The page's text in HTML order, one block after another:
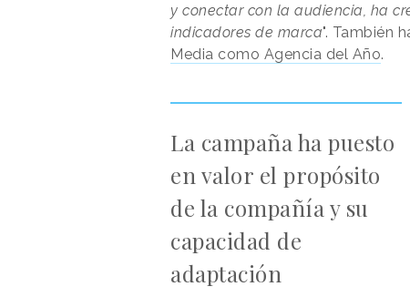
y conectar con la audiencia, ha
indicadores de marca". También
Media como Agencia del Año.
La campaña ha puesto
en valor el propósito
de la compañía y su
capacidad de
adaptación